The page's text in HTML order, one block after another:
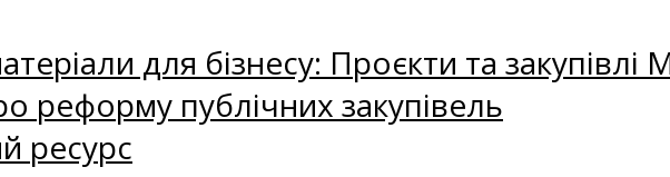
для бізнесу: Проєкти та закупівлі
реформу публічних закупівель
ресурс